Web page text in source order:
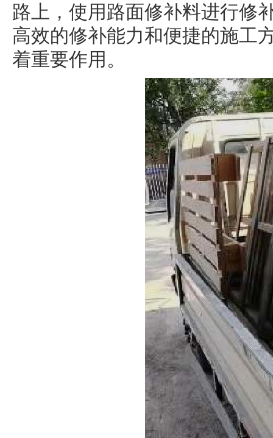
路上，使用路面修补料进行修
高效的修补能力和便捷的施工
着重要作用。